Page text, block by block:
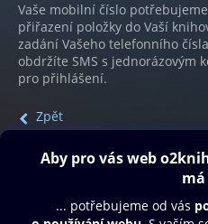
Vaše mobilní číslo
přiřazení položky do Vaší
zadání Vašeho telefonního čísla
obdržíte SMS s jednorázovým
pro přihlášení.
Zpět
Obsah ke stažení